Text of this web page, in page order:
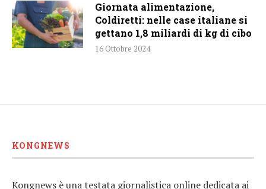
Giornata alimentazione,
Coldiretti: nelle case italiane si
gettano 1,8 miliardi di kg di cibo
16 Ottobre 2024
KONGNEWS
Kongnews è una testata giornalistica online dedicata ai